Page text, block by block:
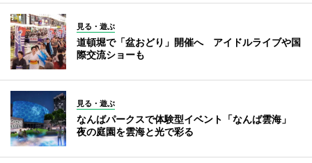
見る・遊ぶ
道頓堀で「盆おどり」開催へ アイドルライブや国
際交流ショーも
見る・遊ぶ
なんばパークスで体験型イベント「なんば雲海」
夜の庭園を雲海と光で彩る